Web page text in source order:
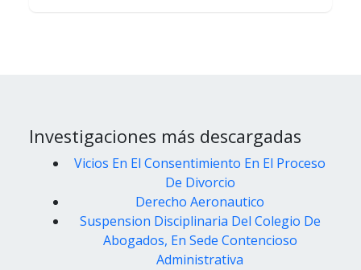
Investigaciones más descargadas
Vicios En El Consentimiento En El Proceso
De Divorcio
Derecho Aeronautico
Suspension Disciplinaria Del Colegio De
Abogados, En Sede Contencioso
Administrativa